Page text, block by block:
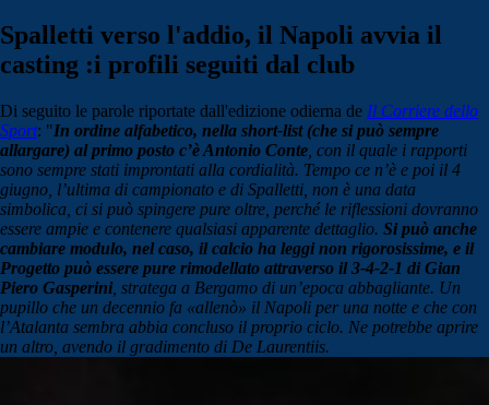
Spalletti verso l'addio, il Napoli avvia il
casting :i profili seguiti dal club
Di seguito le parole riportate dall'edizione odierna de Il Corriere dello
Sport: "In ordine alfabetico, nella short-list (che si può sempre
allargare) al primo posto c’è Antonio Conte , con il quale i rapporti
sono sempre stati improntati alla cordialità. Tempo ce n’è e poi il 4
giugno, l’ultima di campionato e di Spalletti, non è una data
simbolica, ci si può spingere pure oltre, perché le riflessioni dovranno
essere ampie e contenere qualsiasi apparente dettaglio. Si può anche
cambiare modulo, nel caso, il calcio ha leggi non rigorosissime, e il
Progetto può essere pure rimodellato attraverso il 3-4-2-1 di Gian
Piero Gasperini, stratega a Bergamo di un’epoca abbagliante. Un
pupillo che un decennio fa «allenò» il Napoli per una notte e che con
l’Atalanta sembra abbia concluso il proprio ciclo. Ne potrebbe aprire
un altro, avendo il gradimento di De Laurentiis.